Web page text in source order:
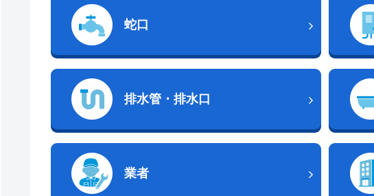
蛇口
排水管・排水口
業者